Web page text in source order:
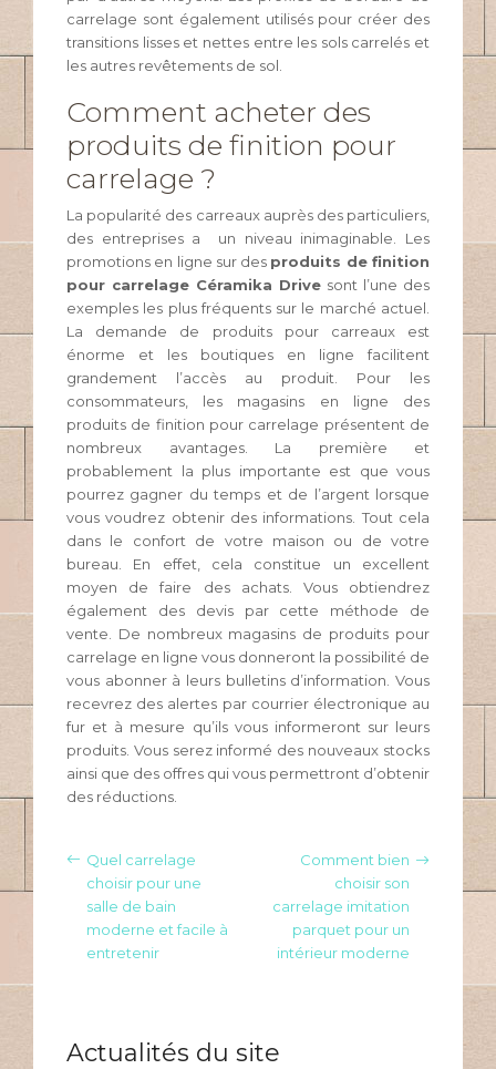
carrelage sont également utilisés pour créer des
transitions lisses et nettes entre les sols carrelés et
les autres revêtements de sol.
Comment acheter des
produits de finition pour
carrelage ?
La popularité des carreaux auprès des particuliers,
des entreprises a un niveau inimaginable. Les
promotions en ligne sur des produits de finition
pour carrelage Céramika Drive sont l’une des
exemples les plus fréquents sur le marché actuel.
La demande de produits pour carreaux est
énorme et les boutiques en ligne facilitent
grandement l’accès au produit. Pour les
consommateurs, les magasins en ligne des
produits de finition pour carrelage présentent de
nombreux avantages. La première et
probablement la plus importante est que vous
pourrez gagner du temps et de l’argent lorsque
vous voudrez obtenir des informations. Tout cela
dans le confort de votre maison ou de votre
bureau. En effet, cela constitue un excellent
moyen de faire des achats. Vous obtiendrez
également des devis par cette méthode de
vente. De nombreux magasins de produits pour
carrelage en ligne vous donneront la possibilité de
vous abonner à leurs bulletins d’information. Vous
recevrez des alertes par courrier électronique au
fur et à mesure qu’ils vous informeront sur leurs
produits. Vous serez informé des nouveaux stocks
ainsi que des offres qui vous permettront d’obtenir
des réductions.
Quel carrelage
choisir pour une
salle de bain
moderne et facile à
entretenir
Comment bien
choisir son
carrelage imitation
parquet pour un
intérieur moderne
Actualités du site